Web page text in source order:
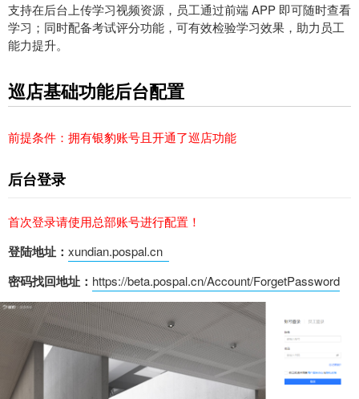
支持在后台上传学习视频资源，员工通过前端 APP 即可随时查看
学习；同时配备考试评分功能，可有效检验学习效果，助力员工
能力提升。
巡店基础功能后台配置
前提条件：拥有银豹账号且开通了巡店功能
后台登录
首次登录请使用总部账号进行配置！
登陆地址： xundian.pospal.cn
密码找回地址： https://beta.pospal.cn/Account/ForgetPassword